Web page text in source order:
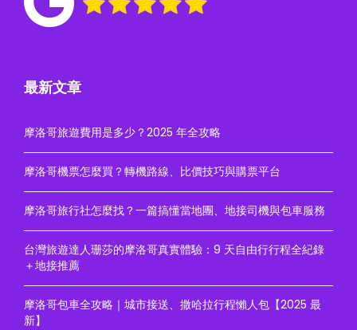
最新文章
摩洛哥旅遊費用是多少？2025 年全攻略
摩洛哥機票怎麼買？轉機路線、比價技巧與購票平台
摩洛哥旅行社怎麼找？一篇搞懂當地團、地接司機與包車服務
台灣旅遊達人珊莎的摩洛哥真實體驗：9 天自由行行程全紀錄
＋地接推薦
摩洛哥包車全攻略｜城市接送、撒哈拉行程懶人包【2025 最
新】